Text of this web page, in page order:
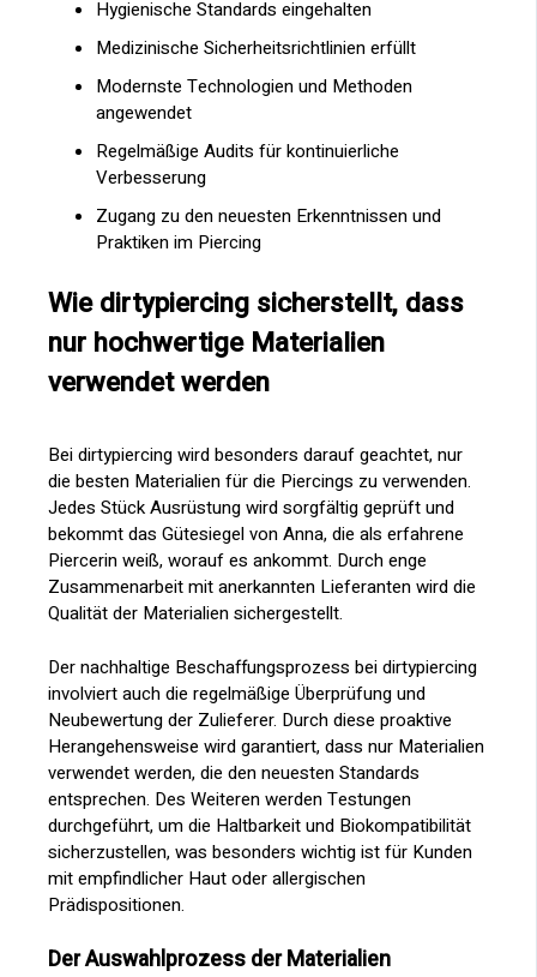
Hygienische Standards eingehalten
Medizinische Sicherheitsrichtlinien erfüllt
Modernste Technologien und Methoden
angewendet
Regelmäßige Audits für kontinuierliche
Verbesserung
Zugang zu den neuesten Erkenntnissen und
Praktiken im Piercing
Wie dirtypiercing sicherstellt, dass
nur hochwertige Materialien
verwendet werden
Bei dirtypiercing wird besonders darauf geachtet, nur
die besten Materialien für die Piercings zu verwenden.
Jedes Stück Ausrüstung wird sorgfältig geprüft und
bekommt das Gütesiegel von Anna, die als erfahrene
Piercerin weiß, worauf es ankommt. Durch enge
Zusammenarbeit mit anerkannten Lieferanten wird die
Qualität der Materialien sichergestellt.
Der nachhaltige Beschaffungsprozess bei dirtypiercing
involviert auch die regelmäßige Überprüfung und
Neubewertung der Zulieferer. Durch diese proaktive
Herangehensweise wird garantiert, dass nur Materialien
verwendet werden, die den neuesten Standards
entsprechen. Des Weiteren werden Testungen
durchgeführt, um die Haltbarkeit und Biokompatibilität
sicherzustellen, was besonders wichtig ist für Kunden
mit empfindlicher Haut oder allergischen
Prädispositionen.
Der Auswahlprozess der Materialien